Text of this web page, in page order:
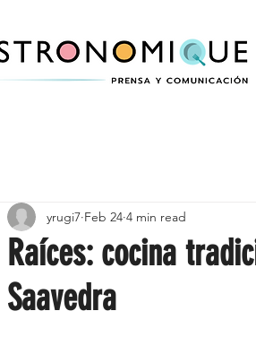
Raíces: cocina
Saavedra
yrugi7 Feb 24 4 min read